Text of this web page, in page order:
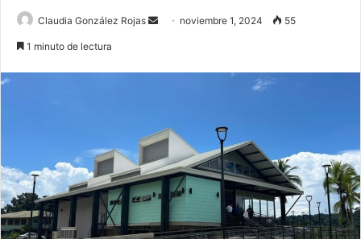
Claudia González Rojas
Send noviembre 1, 2024 55
1 minuto de lectura